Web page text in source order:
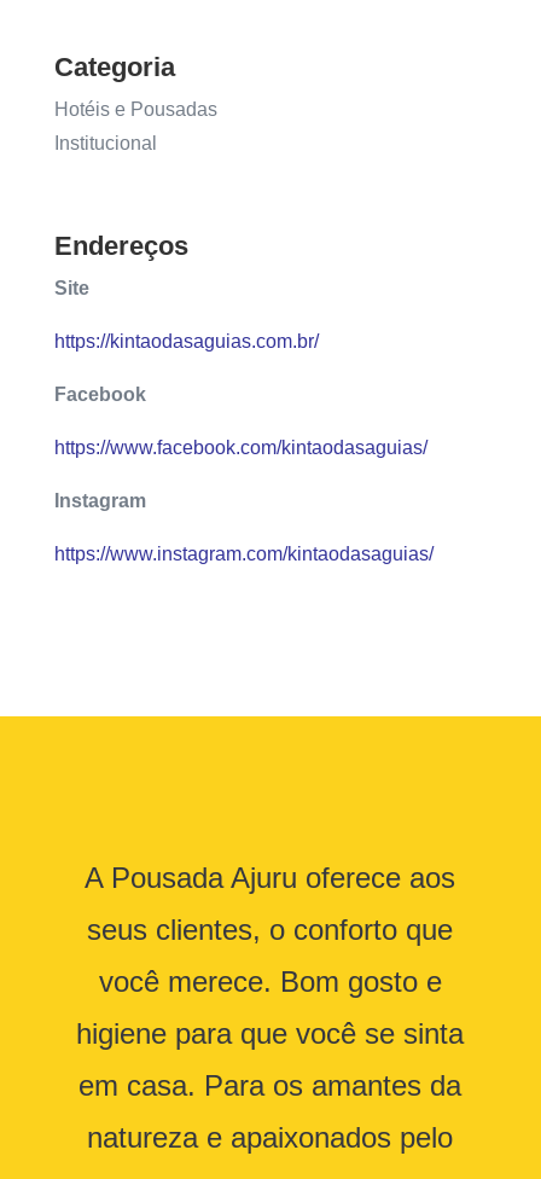
Categoria
Hotéis e Pousadas
Institucional
Endereços
Site
https://kintaodasaguias.com.br/
Facebook
https://www.facebook.com/kintaodasaguias/
Instagram
https://www.instagram.com/kintaodasaguias/
A Pousada Ajuru oferece aos
seus clientes, o conforto que
você merece. Bom gosto e
higiene para que você se sinta
em casa. Para os amantes da
natureza e apaixonados pelo